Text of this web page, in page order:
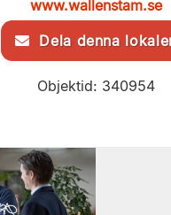
www.wallenstam.se
Dela denna
Objektid: 340954